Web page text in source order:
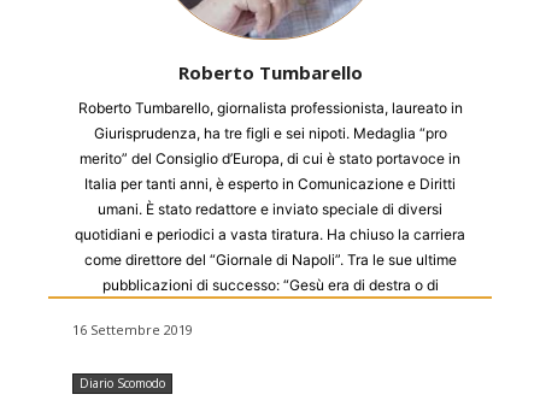
Roberto Tumbarello
Roberto Tumbarello, giornalista professionista, laureato in
Giurisprudenza, ha tre figli e sei nipoti. Medaglia “pro
merito” del Consiglio d’Europa, di cui è stato portavoce in
Italia per tanti anni, è esperto in Comunicazione e Diritti
umani. È stato redattore e inviato speciale di diversi
quotidiani e periodici a vasta tiratura. Ha chiuso la carriera
come direttore del “Giornale di Napoli”. Tra le sue ultime
pubblicazioni di successo: “Gesù era di destra o di
Radici, 2012), “O la borsa o la vita” (Armando, 2014),
16 Settembre 2019
Diario Scomodo